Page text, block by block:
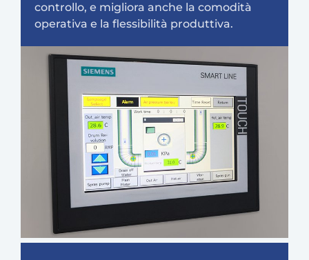
controllo, e migliora anche la comodità
operativa e la flessibilità produttiva.